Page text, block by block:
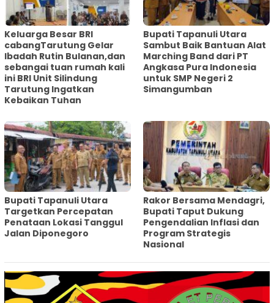
Keluarga Besar BRI
cabangTarutung Gelar
Ibadah Rutin Bulanan,dan
sebangai tuan rumah kali
ini BRI Unit Silindung
Tarutung Ingatkan
Kebaikan Tuhan
Bupati Tapanuli Utara
Sambut Baik Bantuan Alat
Marching Band dari PT
Angkasa Pura Indonesia
untuk SMP Negeri 2
Simangumban
‎Bupati Tapanuli Utara
Targetkan Percepatan
Penataan Lokasi Tanggul
Jalan Diponegoro
Rakor Bersama Mendagri,
Bupati Taput Dukung
Pengendalian Inflasi dan
Program Strategis
Nasional‎